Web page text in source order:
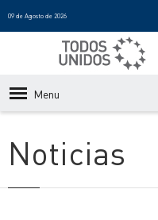
09 de Agosto de 2026
Menu
Noticias